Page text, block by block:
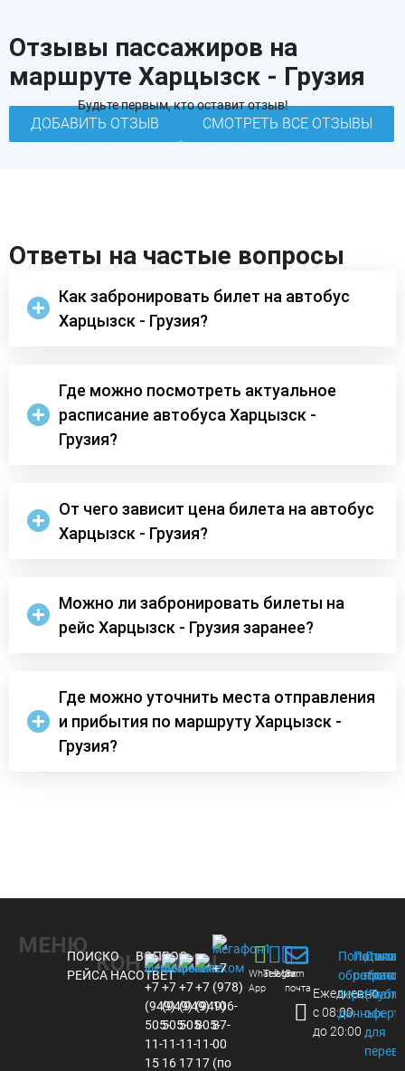
Отзывы пассажиров на
маршруте Харцызск - Грузия
Будьте первым, кто оставит отзыв!
ДОБАВИТЬ ОТЗЫВ СМОТРЕТЬ ВСЕ ОТЗЫВЫ
Ответы на частые вопросы
Как забронировать билет на автобус
Харцызск - Грузия?
Где можно посмотреть актуальное
расписание автобуса Харцызск -
Грузия?
От чего зависит цена билета на автобус
Харцызск - Грузия?
Можно ли забронировать билеты на
рейс Харцызск - Грузия заранее?
Где можно уточнить места отправления
и прибытия по маршруту Харцызск -
Грузия?
МЕНЮПОИСК
РЕЙСА
О
НАС
ВОПРОС-
ОТВЕТ
КОНТАКТЫ
+7
(949)
505-
11-
15
+7
(949)
505-
11-
16
+7
(949)
505-
11-
17
+7
(949)
805-
11-
17
+7
(978)
106-
87-
00
(по
Whats
App
Telegram
Max
Эл.
почта Ежедневно
с 08:00
до 20:00
Политика
обработки
данных
для